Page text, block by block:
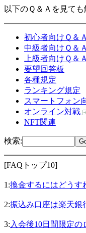
以下のＱ＆Ａを見て
初心者向けＱ＆Ａ
中級者向けＱ＆Ａ
上級者向けＱ＆Ａ
要望回答板
各種規定
ランキング規定
スマートフォン
オンライン対戦
NFT関連
検索:
[FAQトップ10]
1:換金するにはどうす
2:振込み口座は楽天銀
3: 入会後10日間限定